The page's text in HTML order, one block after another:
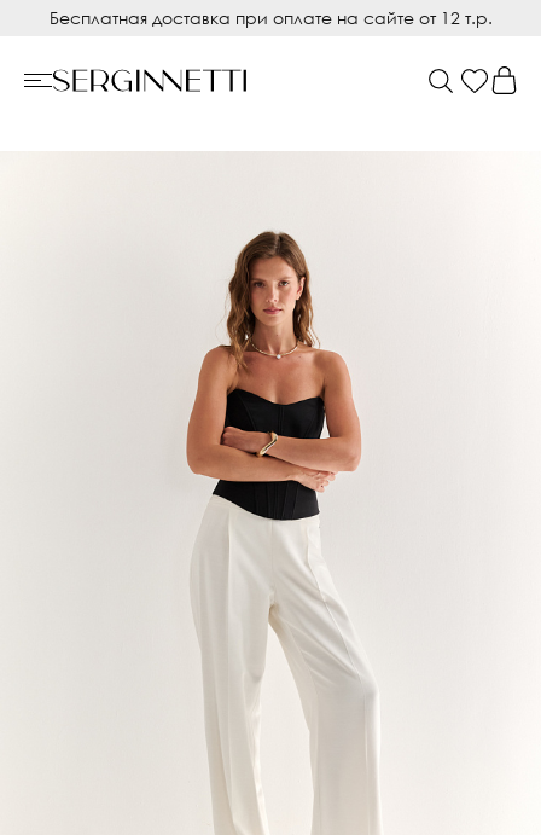
Бесплатная доставка при оплате на сайте от 12 т.р.